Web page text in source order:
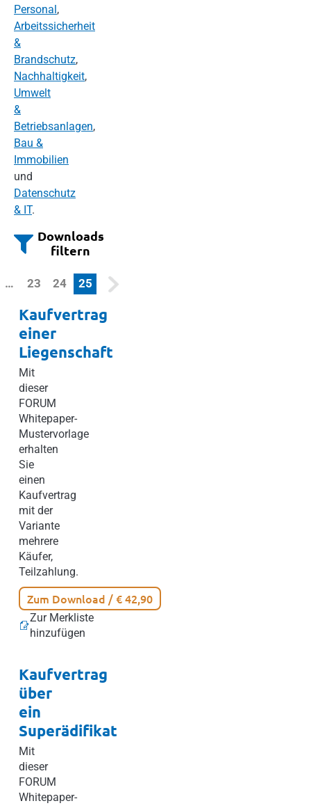
Personal,
Arbeitssicherheit
&
Brandschutz,
Nachhaltigkeit,
Umwelt
&
Betriebsanlagen,
Bau &
Immobilien
und
Datenschutz
& IT.
Downloads
filtern
… 23 24 25(current)
Kaufvertrag
einer
Liegenschaft
Mit
dieser
FORUM
Whitepaper-
Mustervorlage
erhalten
Sie
einen
Kaufvertrag
mit der
Variante
mehrere
Käufer,
Teilzahlung.
Zum Download / € 42,90
Zur Merkliste
hinzufügen
Kaufvertrag
über
ein
Superädifikat
Mit
dieser
FORUM
Whitepaper-